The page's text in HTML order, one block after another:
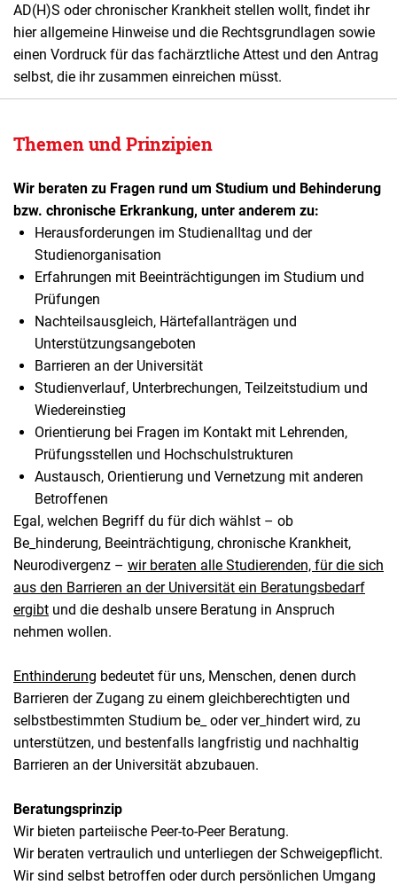
AD(H)S oder chronischer Krankheit stellen wollt, findet ihr
hier allgemeine Hinweise und die Rechtsgrundlagen sowie
einen Vordruck für das fachärztliche Attest und den Antrag
selbst, die ihr zusammen einreichen müsst.
Themen und Prinzipien
Wir beraten zu Fragen rund um Studium und Behinderung
bzw. chronische Erkrankung, unter anderem zu:
Herausforderungen im Studienalltag und der
Studienorganisation
Erfahrungen mit Beeinträchtigungen im Studium und
Prüfungen
Nachteilsausgleich, Härtefallanträgen und
Unterstützungsangeboten
Barrieren an der Universität
Studienverlauf, Unterbrechungen, Teilzeitstudium und
Wiedereinstieg
Orientierung bei Fragen im Kontakt mit Lehrenden,
Prüfungsstellen und Hochschulstrukturen
Austausch, Orientierung und Vernetzung mit anderen
Betroffenen
Egal, welchen Begriff du für dich wählst – ob
Be_hinderung, Beeinträchtigung, chronische Krankheit,
Neurodivergenz – wir beraten alle Studierenden, für die sich
aus den Barrieren an der Universität ein Beratungsbedarf
ergibt und die deshalb unsere Beratung in Anspruch
nehmen wollen.
Enthinderung bedeutet für uns, Menschen, denen durch
Barrieren der Zugang zu einem gleichberechtigten und
selbstbestimmten Studium be_ oder ver_hindert wird, zu
unterstützen, und bestenfalls langfristig und nachhaltig
Barrieren an der Universität abzubauen.
Beratungsprinzip
Wir bieten parteiische Peer-to-Peer Beratung.
Wir beraten vertraulich und unterliegen der Schweigepflicht.
Wir sind selbst betroffen oder durch persönlichen Umgang